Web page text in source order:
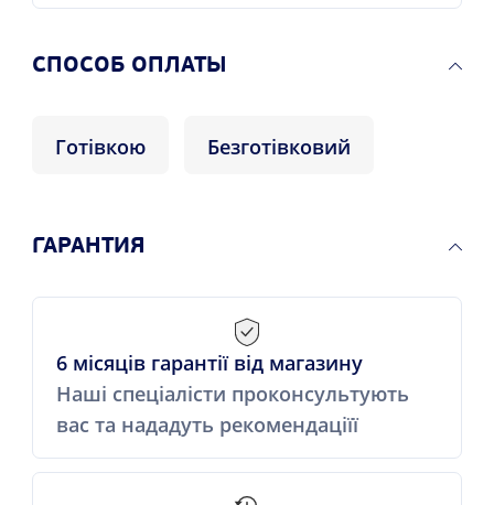
CПОСОБ ОПЛАТЫ
Готівкою Безготівковий
ГАРАНТИЯ
6 місяців гарантії від магазину
Наші спеціалісти проконсультують
вас та нададуть рекомендаціїї